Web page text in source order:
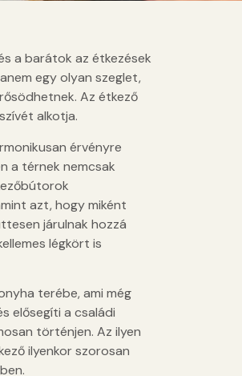
a barátok az étkezések
egy olyan szeglet,
Az étkező
alkotja.
érvényre
a térnek nemcsak
azt, hogy miként
járulnak hozzá
légkört is
terébe, ami még
elősegíti a családi
történjen. Az ilyen
ilyenkor szorosan